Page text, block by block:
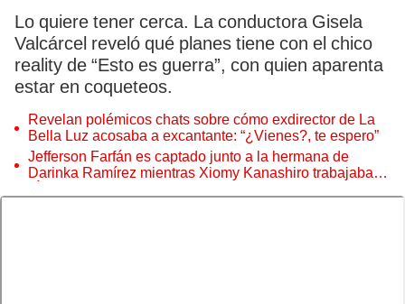
Lo quiere tener cerca. La conductora Gisela
Valcárcel reveló qué planes tiene con el chico
reality de “Esto es guerra”, con quien aparenta
estar en coqueteos.
Revelan polémicos chats sobre cómo exdirector de La
Bella Luz acosaba a excantante: “¿Vienes?, te espero”
Jefferson Farfán es captado junto a la hermana de
Darinka Ramírez mientras Xiomy Kanashiro trabajaba: